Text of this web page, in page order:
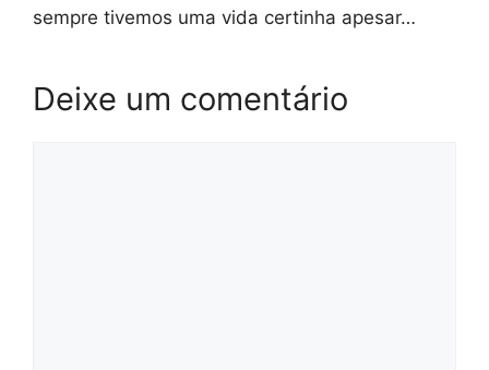
sempre tivemos uma vida certinha apesar…
Deixe um comentário